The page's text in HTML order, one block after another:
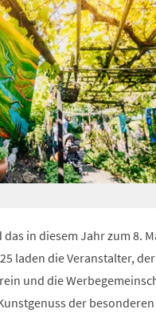
in diesem Jahr zum 8.
laden die Veranstalter, der
und die
der